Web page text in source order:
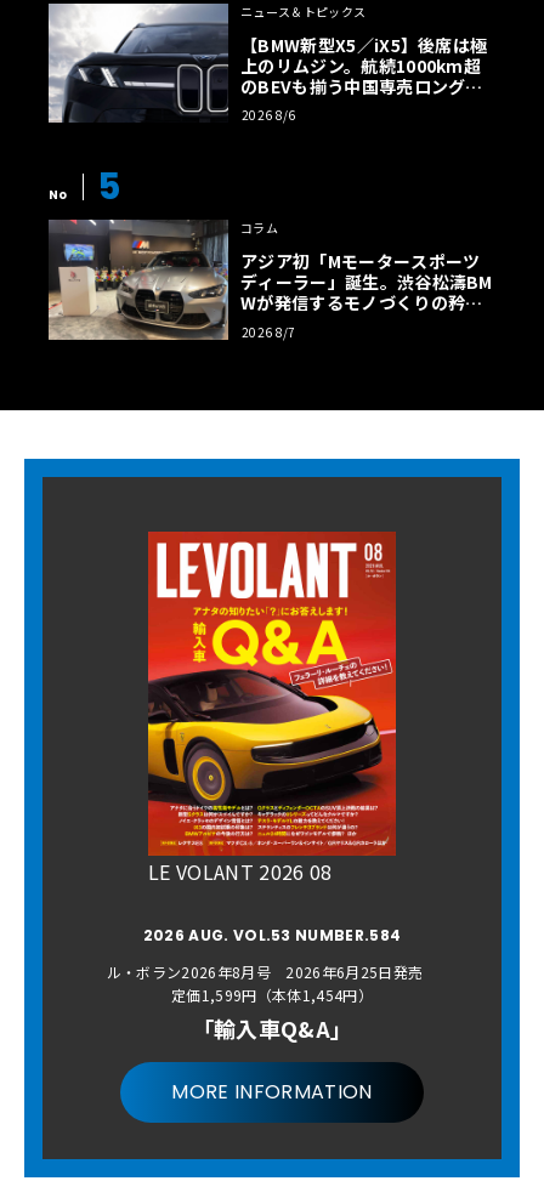
ニュース＆トピックス
【BMW新型X5／iX5】後席は極
上のリムジン。航続1000km超
のBEVも揃う中国専売ロング仕
様の全貌
2026 8/6
No 5
コラム
アジア初「Mモータースポーツ
ディーラー」誕生。渋谷松濤BM
Wが発信するモノづくりの矜持
【木下隆之コラム】
2026 8/7
LE VOLANT 2026 08
2026 AUG. VOL.53 NUMBER.584
ル・ボラン2026年8月号 2026年6月25日発売
定価1,599円（本体1,454円）
「輸入車Q&A」
MORE INFORMATION